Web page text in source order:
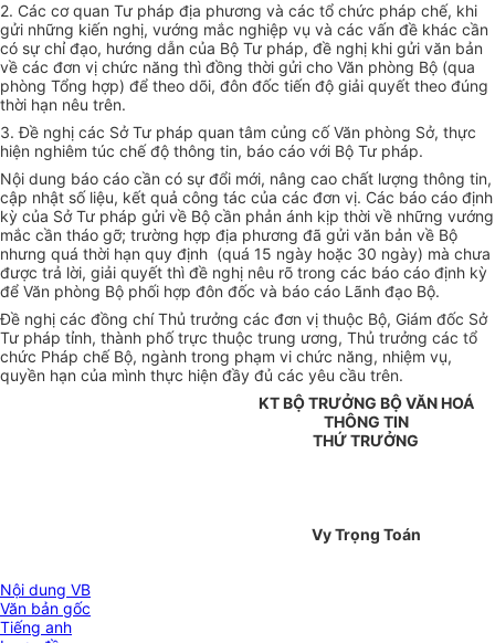
2. Các cơ quan Tư pháp địa phương và các tổ chức pháp chế, khi
gửi những kiến nghị, vướng mắc nghiệp vụ và các vấn đề khác cần
có sự chỉ đạo, hướng dẫn của Bộ Tư pháp, đề nghị khi gửi văn bản
về các đơn vị chức năng thì đồng thời gửi cho Văn phòng Bộ (qua
phòng Tổng hợp) để theo dõi, đôn đốc tiến độ giải quyết theo đúng
thời hạn nêu trên.
3. Đề nghị các Sở Tư pháp quan tâm củng cố Văn phòng Sở, thực
hiện nghiêm túc chế độ thông tin, báo cáo với Bộ Tư pháp.
Nội dung báo cáo cần có sự đổi mới, nâng cao chất lượng thông tin,
cập nhật số liệu, kết quả công tác của các đơn vị. Các báo cáo định
kỳ của Sở Tư pháp gửi về Bộ cần phản ánh kịp thời về những vướng
mắc cần tháo gỡ; trường hợp địa phương đã gửi văn bản về Bộ
nhưng quá thời hạn quy định (quá 15 ngày hoặc 30 ngày) mà chưa
được trả lời, giải quyết thì đề nghị nêu rõ trong các báo cáo định kỳ
để Văn phòng Bộ phối hợp đôn đốc và báo cáo Lãnh đạo Bộ.
Đề nghị các đồng chí Thủ trưởng các đơn vị thuộc Bộ, Giám đốc Sở
Tư pháp tỉnh, thành phố trực thuộc trung ương, Thủ trưởng các tổ
chức Pháp chế Bộ, ngành trong phạm vi chức năng, nhiệm vụ,
quyền hạn của mình thực hiện đầy đủ các yêu cầu trên.
KT BỘ TRƯỞNG BỘ VĂN HOÁ
THÔNG TIN
THỨ TRƯỞNG
Vy Trọng Toán
Nội dung VB
Văn bản gốc
Tiếng anh